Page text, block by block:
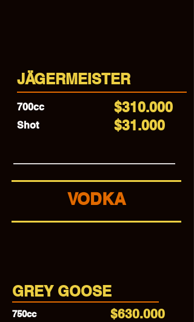
JÄGERMEISTER
700cc
Shot
$310.000
$31.000
GREY GOOSE
750cc
$630.000
VODKA